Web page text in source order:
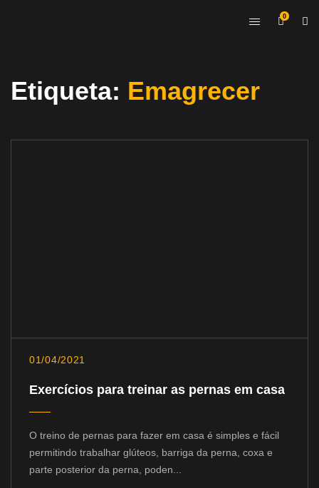
0
Etiqueta: Emagrecer
01/04/2021
Exercícios para treinar as pernas em casa
O treino de pernas para fazer em casa é simples e fácil
permitindo trabalhar glúteos, barriga da perna, coxa e
parte posterior da perna, poden...